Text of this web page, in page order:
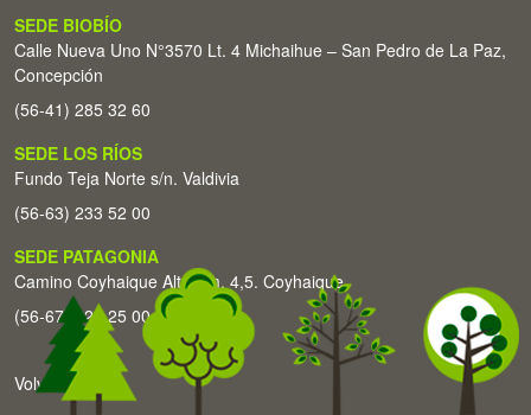
SEDE BIOBÍO
Calle Nueva Uno N°3570 Lt. 4 Michaihue – San Pedro de La Paz,
Concepción
(56-41) 285 32 60
SEDE LOS RÍOS
Fundo Teja Norte s/n. Valdivia
(56-63) 233 52 00
SEDE PATAGONIA
Camino Coyhaique Alto Km. 4,5. Coyhaique
(56-67) 226 25 00
Volver arriba